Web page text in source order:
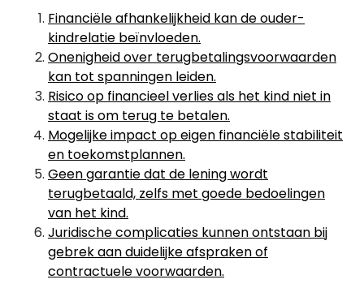
Financiële afhankelijkheid kan de ouder-
kindrelatie beïnvloeden.
Onenigheid over terugbetalingsvoorwaarden
kan tot spanningen leiden.
Risico op financieel verlies als het kind niet in
staat is om terug te betalen.
Mogelijke impact op eigen financiële stabiliteit
en toekomstplannen.
Geen garantie dat de lening wordt
terugbetaald, zelfs met goede bedoelingen
van het kind.
Juridische complicaties kunnen ontstaan bij
gebrek aan duidelijke afspraken of
contractuele voorwaarden.